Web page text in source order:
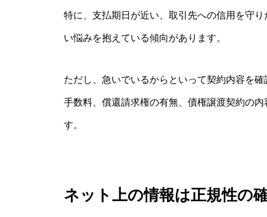
特に、支払期日が近い、取引先への信用を守
い悩みを抱えている傾向があります。
ただし、急いでいるからといって契約内容を
手数料、償還請求権の有無、債権譲渡契約の
す。
ネット上の情報は正規性の